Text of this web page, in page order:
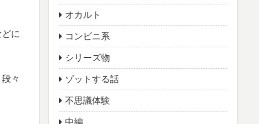
に
々
オカルト
コンビニ系
シリーズ物
ゾットする話
不思議体験